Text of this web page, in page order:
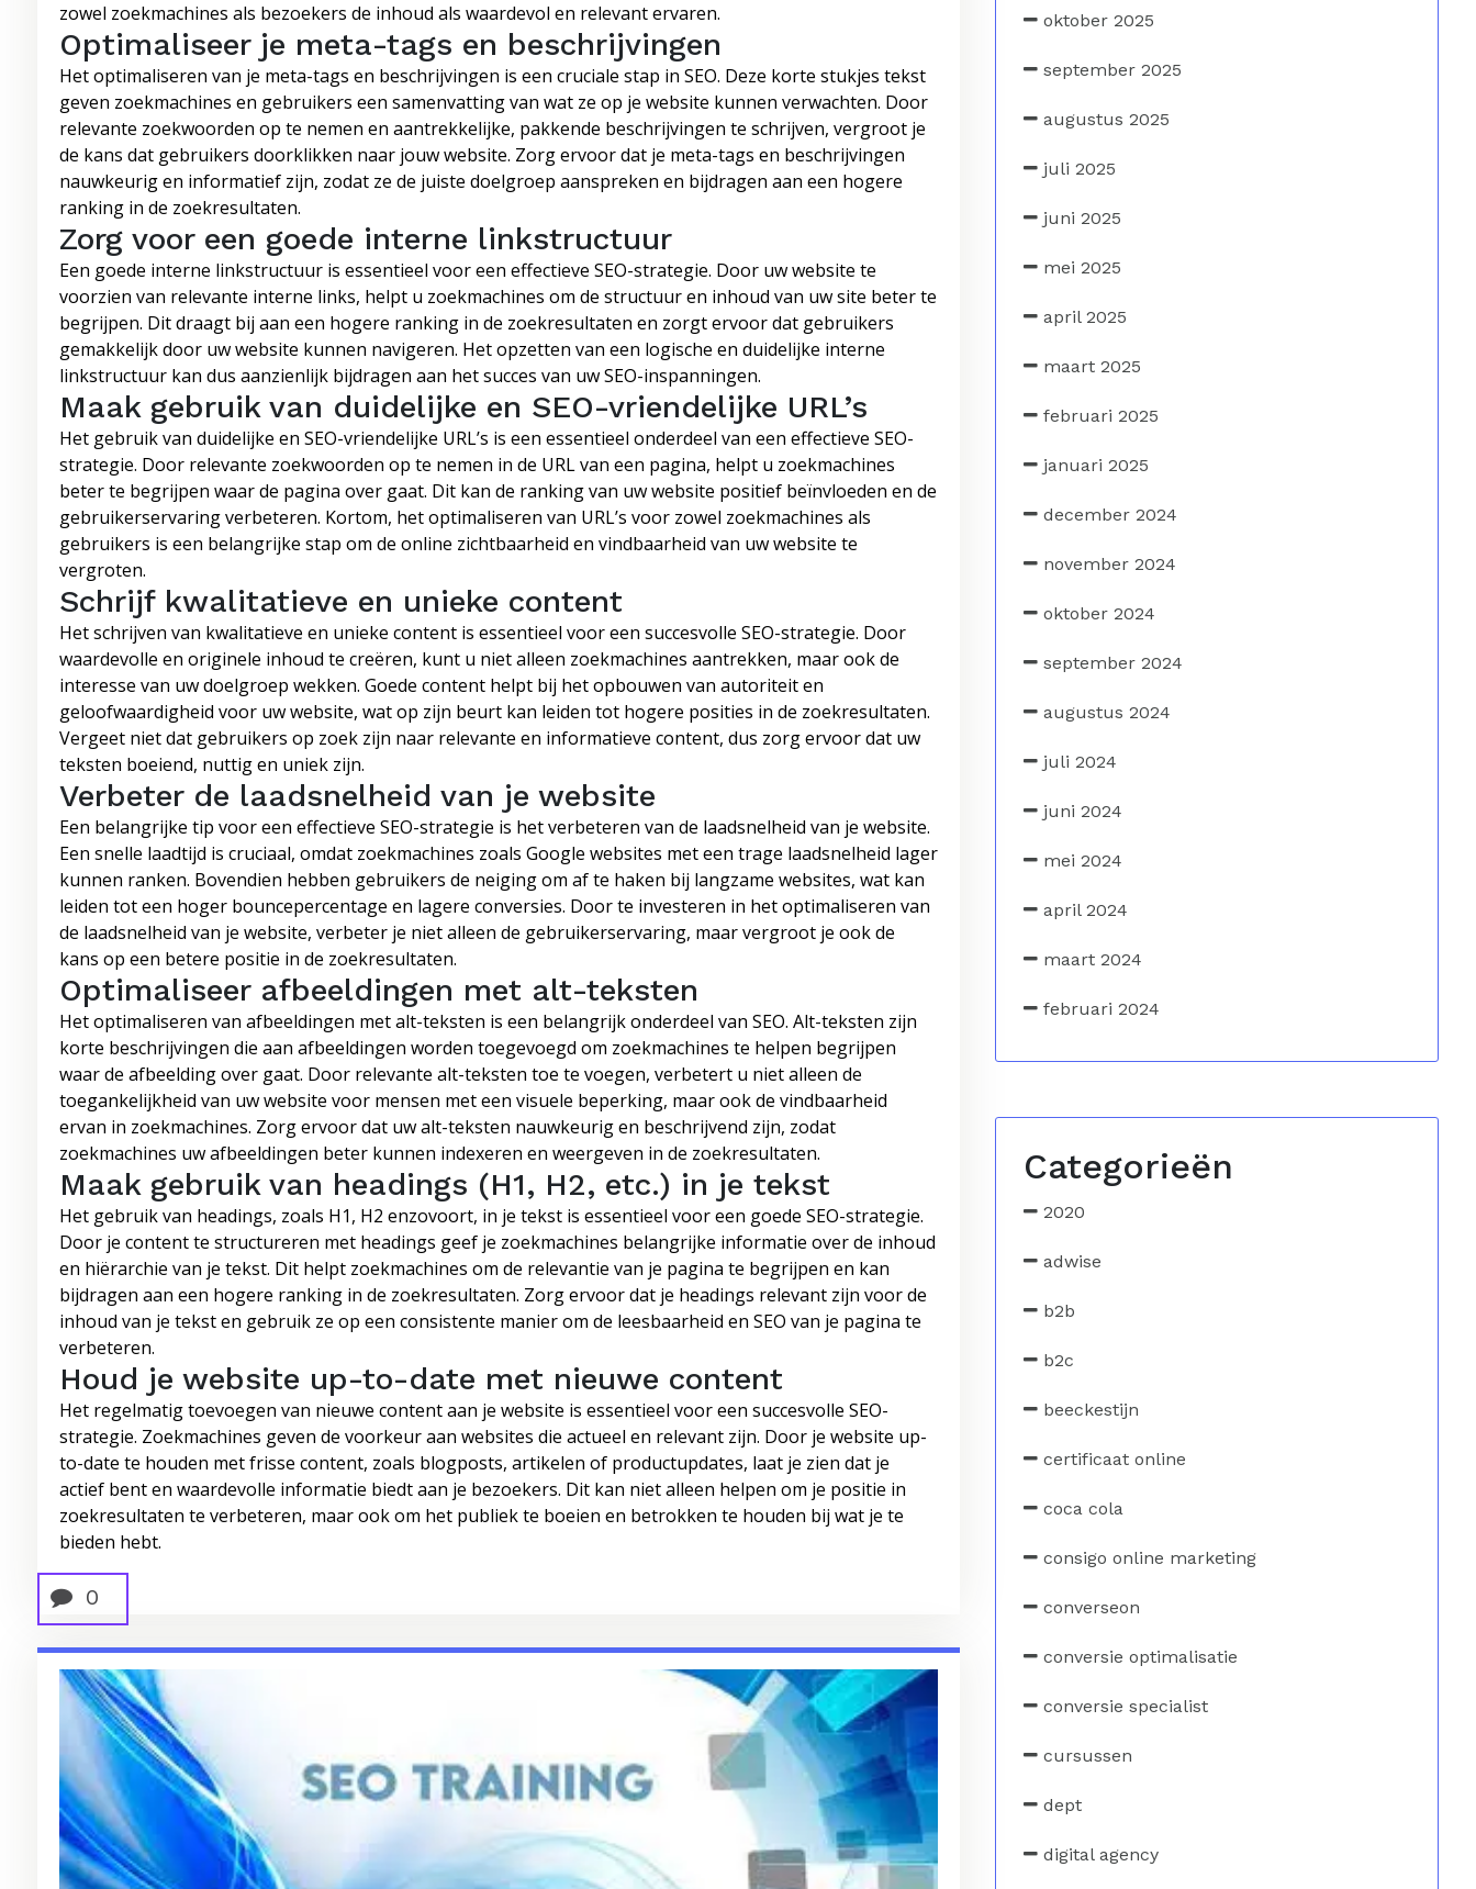
zowel zoekmachines als bezoekers de inhoud als waardevol en relevant ervaren.
Optimaliseer je meta-tags en beschrijvingen
Het optimaliseren van je meta-tags en beschrijvingen is een cruciale stap in SEO. Deze korte stukjes tekst
geven zoekmachines en gebruikers een samenvatting van wat ze op je website kunnen verwachten. Door
relevante zoekwoorden op te nemen en aantrekkelijke, pakkende beschrijvingen te schrijven, vergroot je
de kans dat gebruikers doorklikken naar jouw website. Zorg ervoor dat je meta-tags en beschrijvingen
nauwkeurig en informatief zijn, zodat ze de juiste doelgroep aanspreken en bijdragen aan een hogere
ranking in de zoekresultaten.
Zorg voor een goede interne linkstructuur
Een goede interne linkstructuur is essentieel voor een effectieve SEO-strategie. Door uw website te
voorzien van relevante interne links, helpt u zoekmachines om de structuur en inhoud van uw site beter te
begrijpen. Dit draagt bij aan een hogere ranking in de zoekresultaten en zorgt ervoor dat gebruikers
gemakkelijk door uw website kunnen navigeren. Het opzetten van een logische en duidelijke interne
linkstructuur kan dus aanzienlijk bijdragen aan het succes van uw SEO-inspanningen.
Maak gebruik van duidelijke en SEO-vriendelijke URL’s
Het gebruik van duidelijke en SEO-vriendelijke URL’s is een essentieel onderdeel van een effectieve SEO-
strategie. Door relevante zoekwoorden op te nemen in de URL van een pagina, helpt u zoekmachines
beter te begrijpen waar de pagina over gaat. Dit kan de ranking van uw website positief beïnvloeden en de
gebruikerservaring verbeteren. Kortom, het optimaliseren van URL’s voor zowel zoekmachines als
gebruikers is een belangrijke stap om de online zichtbaarheid en vindbaarheid van uw website te
vergroten.
Schrijf kwalitatieve en unieke content
Het schrijven van kwalitatieve en unieke content is essentieel voor een succesvolle SEO-strategie. Door
waardevolle en originele inhoud te creëren, kunt u niet alleen zoekmachines aantrekken, maar ook de
interesse van uw doelgroep wekken. Goede content helpt bij het opbouwen van autoriteit en
geloofwaardigheid voor uw website, wat op zijn beurt kan leiden tot hogere posities in de zoekresultaten.
Vergeet niet dat gebruikers op zoek zijn naar relevante en informatieve content, dus zorg ervoor dat uw
teksten boeiend, nuttig en uniek zijn.
Verbeter de laadsnelheid van je website
Een belangrijke tip voor een effectieve SEO-strategie is het verbeteren van de laadsnelheid van je website.
Een snelle laadtijd is cruciaal, omdat zoekmachines zoals Google websites met een trage laadsnelheid lager
kunnen ranken. Bovendien hebben gebruikers de neiging om af te haken bij langzame websites, wat kan
leiden tot een hoger bouncepercentage en lagere conversies. Door te investeren in het optimaliseren van
de laadsnelheid van je website, verbeter je niet alleen de gebruikerservaring, maar vergroot je ook de
kans op een betere positie in de zoekresultaten.
Optimaliseer afbeeldingen met alt-teksten
Het optimaliseren van afbeeldingen met alt-teksten is een belangrijk onderdeel van SEO. Alt-teksten zijn
korte beschrijvingen die aan afbeeldingen worden toegevoegd om zoekmachines te helpen begrijpen
waar de afbeelding over gaat. Door relevante alt-teksten toe te voegen, verbetert u niet alleen de
toegankelijkheid van uw website voor mensen met een visuele beperking, maar ook de vindbaarheid
ervan in zoekmachines. Zorg ervoor dat uw alt-teksten nauwkeurig en beschrijvend zijn, zodat
zoekmachines uw afbeeldingen beter kunnen indexeren en weergeven in de zoekresultaten.
Maak gebruik van headings (H1, H2, etc.) in je tekst
Het gebruik van headings, zoals H1, H2 enzovoort, in je tekst is essentieel voor een goede SEO-strategie.
Door je content te structureren met headings geef je zoekmachines belangrijke informatie over de inhoud
en hiërarchie van je tekst. Dit helpt zoekmachines om de relevantie van je pagina te begrijpen en kan
bijdragen aan een hogere ranking in de zoekresultaten. Zorg ervoor dat je headings relevant zijn voor de
inhoud van je tekst en gebruik ze op een consistente manier om de leesbaarheid en SEO van je pagina te
verbeteren.
Houd je website up-to-date met nieuwe content
Het regelmatig toevoegen van nieuwe content aan je website is essentieel voor een succesvolle SEO-
strategie. Zoekmachines geven de voorkeur aan websites die actueel en relevant zijn. Door je website up-
to-date te houden met frisse content, zoals blogposts, artikelen of productupdates, laat je zien dat je
actief bent en waardevolle informatie biedt aan je bezoekers. Dit kan niet alleen helpen om je positie in
zoekresultaten te verbeteren, maar ook om het publiek te boeien en betrokken te houden bij wat je te
bieden hebt.
0
oktober 2025
september 2025
augustus 2025
juli 2025
juni 2025
mei 2025
april 2025
maart 2025
februari 2025
januari 2025
december 2024
november 2024
oktober 2024
september 2024
augustus 2024
juli 2024
juni 2024
mei 2024
april 2024
maart 2024
februari 2024
Categorieën
2020
adwise
b2b
b2c
beeckestijn
certificaat online
coca cola
consigo online marketing
converseon
conversie optimalisatie
conversie specialist
cursussen
dept
digital agency